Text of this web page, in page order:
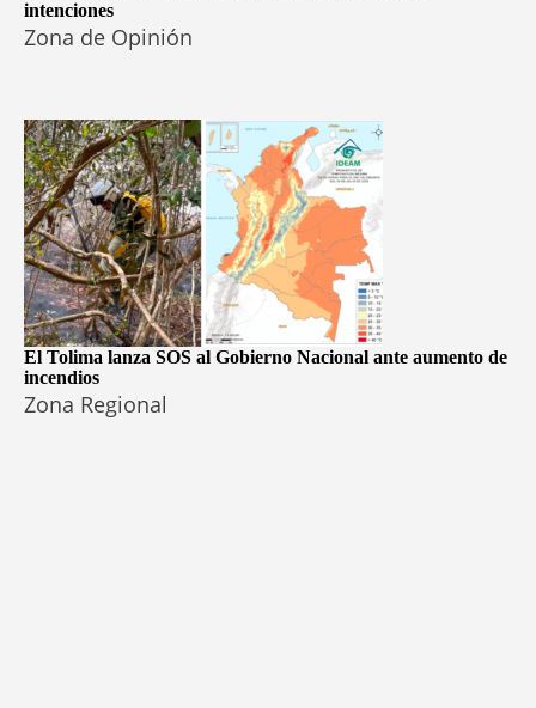
intenciones
Zona de Opinión
El Tolima lanza SOS al Gobierno Nacional ante aumento de
incendios
Zona Regional